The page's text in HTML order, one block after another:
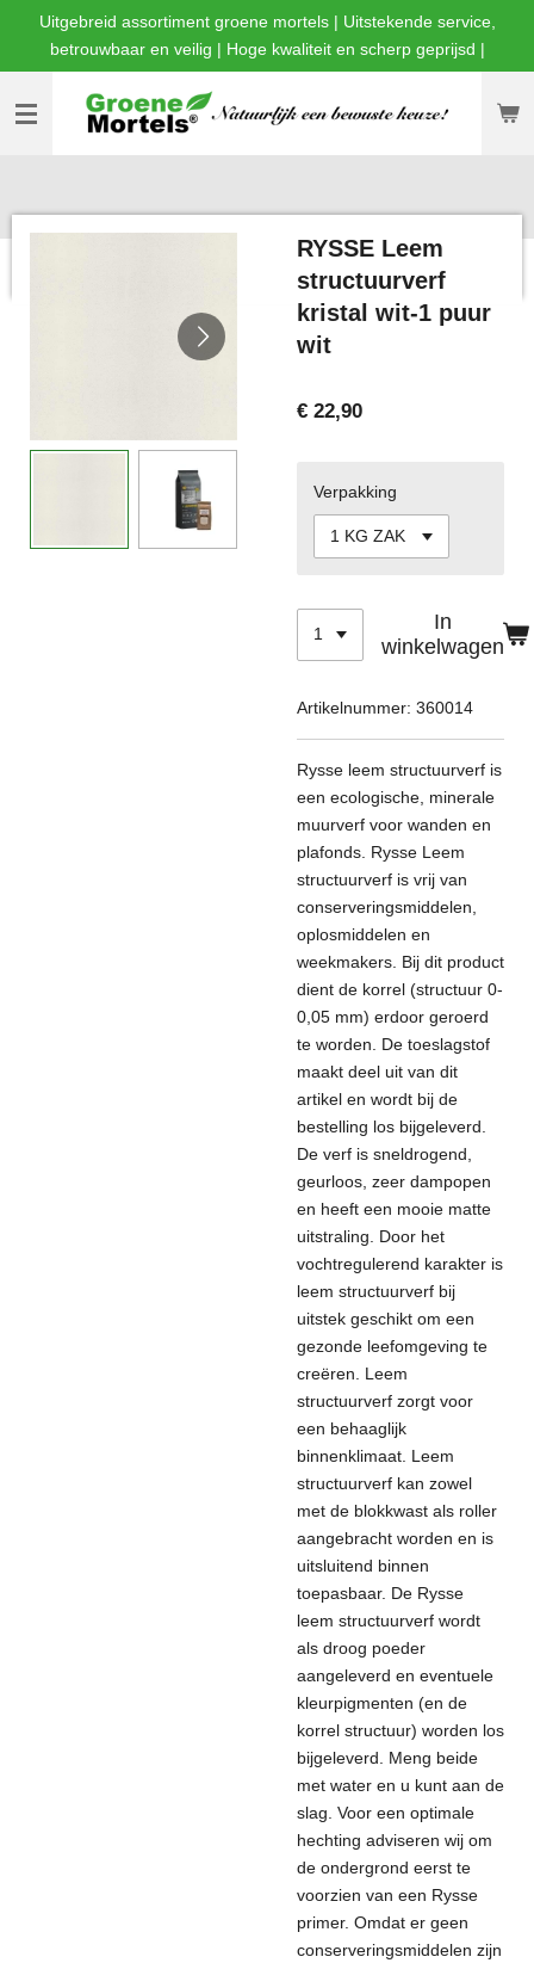
direct
de
hoofdinhoud
Uitgebreid assortiment groene mortels | Uitstekende service,
betrouwbaar en veilig | Hoge kwaliteit en scherp geprijsd |
RYSSE Leem
structuurverf
kristal wit-1 puur
wit
€ 22,90
Verpakking
In
winkelwagen
Artikelnummer: 360014
Rysse leem structuurverf is
een ecologische, minerale
muurverf voor wanden en
plafonds. Rysse Leem
structuurverf is vrij van
conserveringsmiddelen,
oplosmiddelen en
weekmakers. Bij dit product
dient de korrel (structuur 0-
0,05 mm) erdoor geroerd
te worden. De toeslagstof
maakt deel uit van dit
artikel en wordt bij de
bestelling los bijgeleverd.
De verf is sneldrogend,
geurloos, zeer dampopen
en heeft een mooie matte
uitstraling. Door het
vochtregulerend karakter is
leem structuurverf bij
uitstek geschikt om een
gezonde leefomgeving te
creëren. Leem
structuurverf zorgt voor
een behaaglijk
binnenklimaat. Leem
structuurverf kan zowel
met de blokkwast als roller
aangebracht worden en is
uitsluitend binnen
toepasbaar. De Rysse
leem structuurverf wordt
als droog poeder
aangeleverd en eventuele
kleurpigmenten (en de
korrel structuur) worden los
bijgeleverd. Meng beide
met water en u kunt aan de
slag. Voor een optimale
hechting adviseren wij om
de ondergrond eerst te
voorzien van een Rysse
primer. Omdat er geen
conserveringsmiddelen zijn